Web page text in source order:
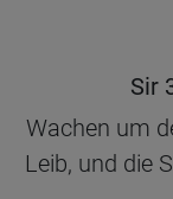
Sir
Wachen um
Leib, und die